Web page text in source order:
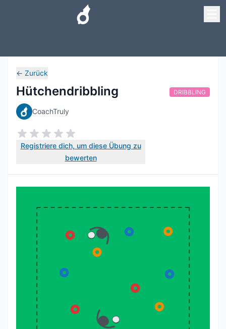
← Zurück
Hütchendribbling
CoachTruly
Registriere dich, um diese Übung zu
bewerten
DRIBBLING